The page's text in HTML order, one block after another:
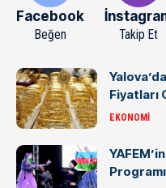
Facebook
Beğen Takip Et
Fiyatları
EKONOMI